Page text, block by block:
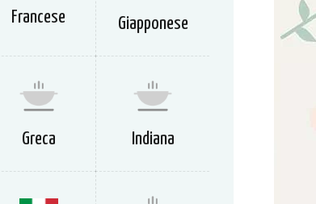
Francese Giapponese
Greca Indiana